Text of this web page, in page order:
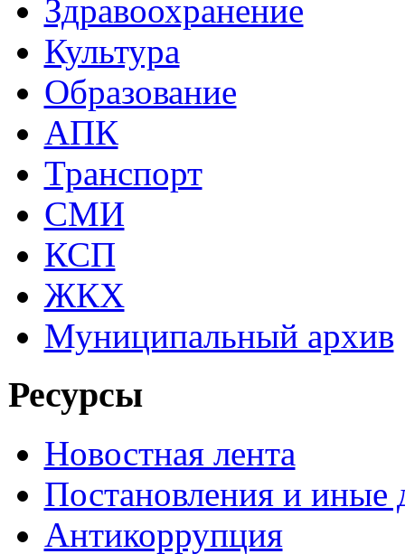
Здравоохранение
Культура
Образование
АПК
Транспорт
СМИ
КСП
ЖКХ
Муниципальный архив
Ресурсы
Новостная лента
Постановления и иные
Антикоррупция